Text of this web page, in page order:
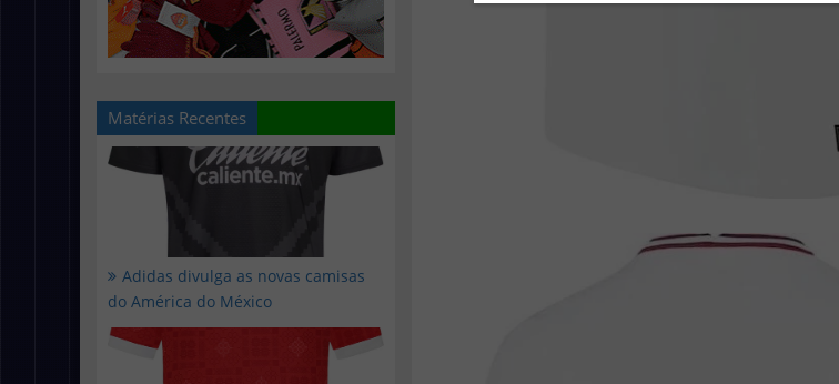
Matérias Recentes
Adidas divulga as novas camisas
do América do México